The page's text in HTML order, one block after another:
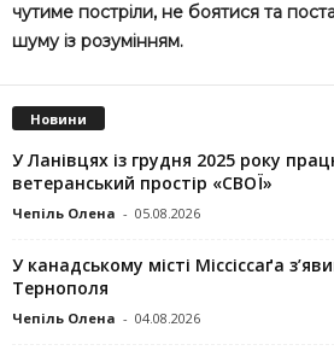
чутиме постріли, не боятися та
шуму із розумінням.
Новини
У Ланівцях із грудня 2025 року
ветеранський простір «СВОЇ»
Чепіль Олена - 05.08.2026
У канадському місті Міссіссаґа
Тернополя
Чепіль Олена - 04.08.2026